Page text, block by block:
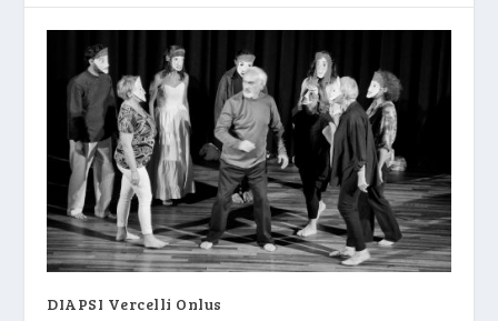
DIAPSI Vercelli Onlus